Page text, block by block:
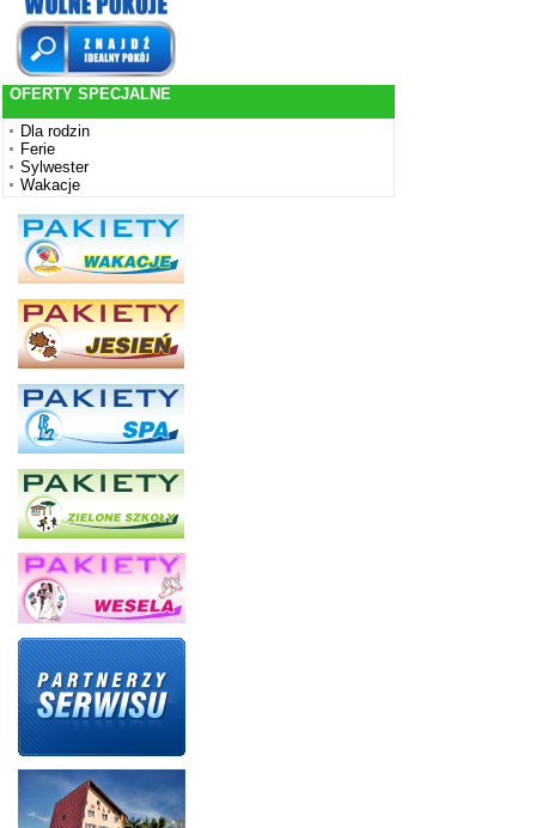
OFERTY SPECJALNE
Dla rodzin
Ferie
Sylwester
Wakacje